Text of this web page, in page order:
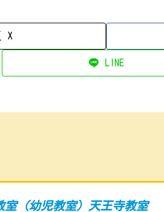
X
LINE
室（幼児教室）天王寺教室